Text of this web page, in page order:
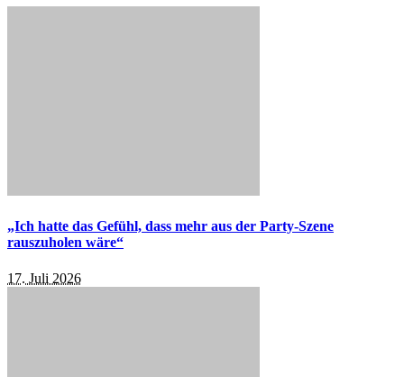
„Ich hatte das Gefühl, dass mehr aus der Party-Szene
rauszuholen wäre“
17. Juli 2026